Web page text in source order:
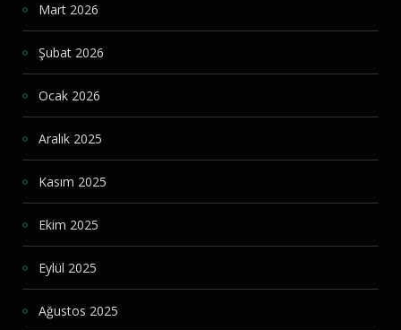
Mart 2026
Şubat 2026
Ocak 2026
Aralık 2025
Kasım 2025
Ekim 2025
Eylül 2025
Ağustos 2025